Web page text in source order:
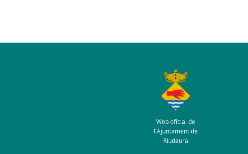
Web oficial de
l'Ajuntament de
Riudaura